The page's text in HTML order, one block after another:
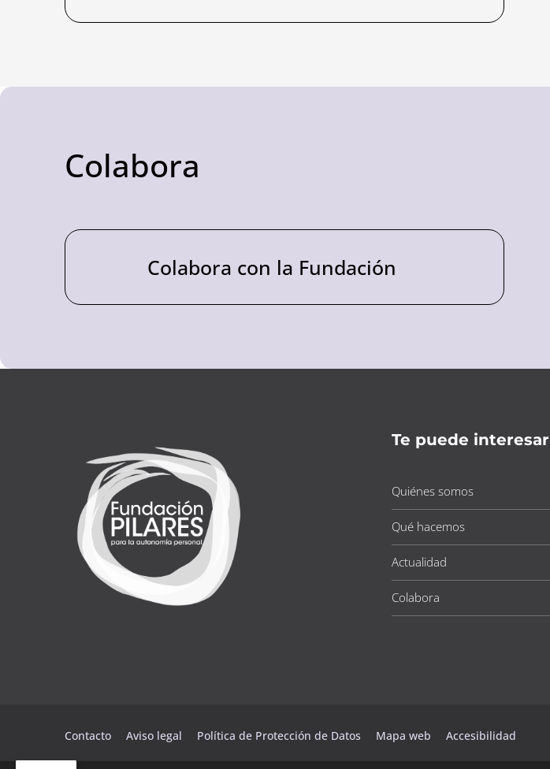
Colabora
Colabora con la Fundación
Te puede interesar
Quiénes somos
Qué hacemos
Actualidad
Colabora
Contacto Aviso legal Política de Protección de Datos Mapa web Accesibilidad